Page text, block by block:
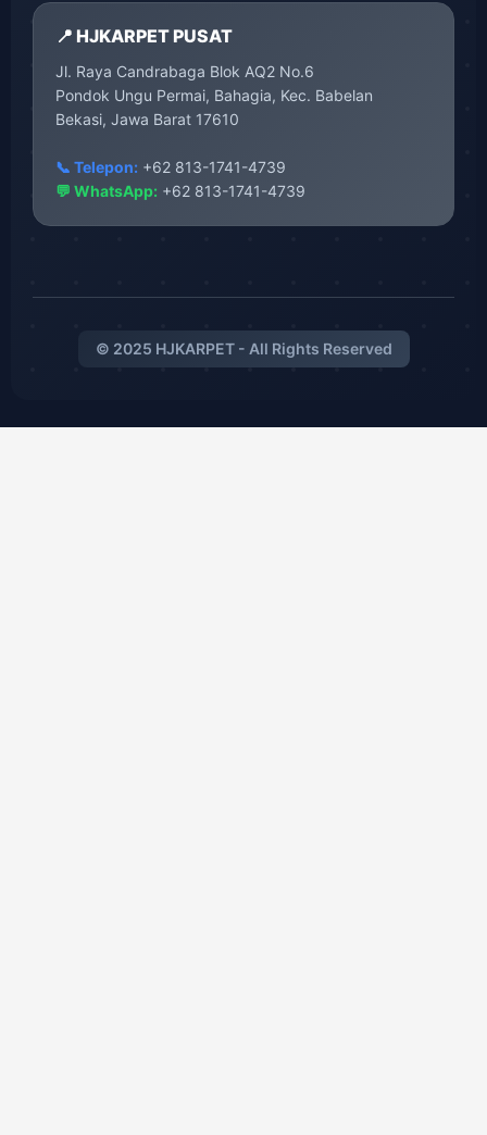
📍 HJKARPET PUSAT
Jl. Raya Candrabaga Blok AQ2 No.6
Pondok Ungu Permai, Bahagia, Kec. Babelan
Bekasi, Jawa Barat 17610
📞 Telepon: +62 813-1741-4739
💬 WhatsApp: +62 813-1741-4739
© 2025 HJKARPET - All Rights Reserved